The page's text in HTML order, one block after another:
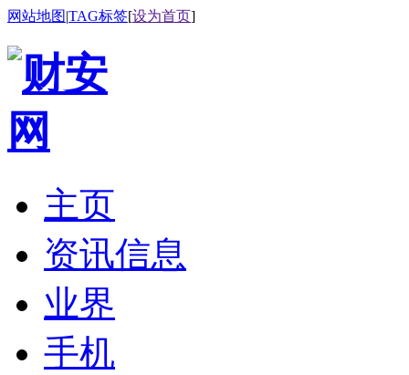
网站地图|TAG标签[设为首页]
主页
资讯信息
业界
手机